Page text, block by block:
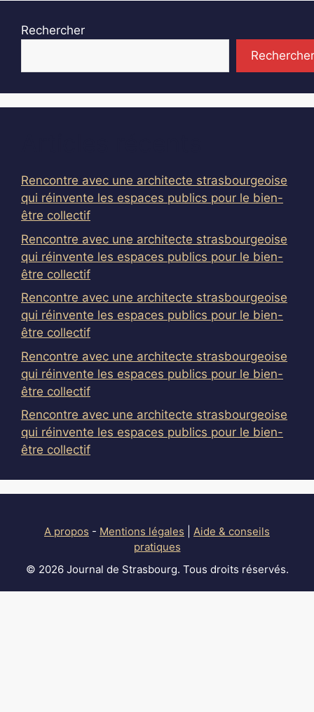
Rechercher
Rechercher
Rencontre avec une architecte strasbourgeoise
qui réinvente les espaces publics pour le bien-
être collectif
Rencontre avec une architecte strasbourgeoise
qui réinvente les espaces publics pour le bien-
être collectif
Rencontre avec une architecte strasbourgeoise
qui réinvente les espaces publics pour le bien-
être collectif
Rencontre avec une architecte strasbourgeoise
qui réinvente les espaces publics pour le bien-
être collectif
Rencontre avec une architecte strasbourgeoise
qui réinvente les espaces publics pour le bien-
être collectif
A propos - Mentions légales
Aide & conseils
pratiques
© 2026 Journal de Strasbourg. Tous droits réservés.